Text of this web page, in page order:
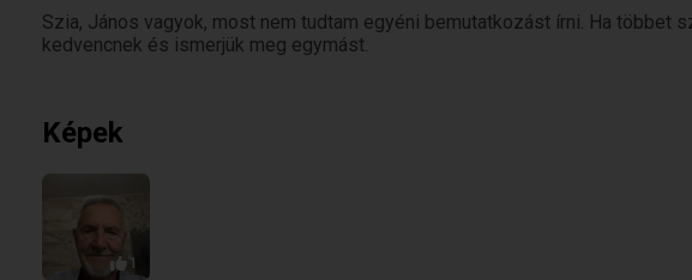
Szia, János vagyok, most nem tudtam egyéni bemutatkozást írni. Ha többet
kedvencnek és ismerjük meg egymást.
Képek
1